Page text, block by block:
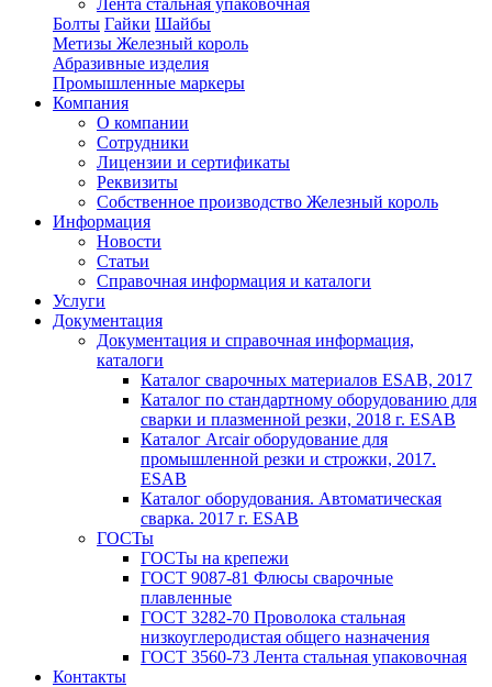
Лента стальная упаковочная
Болты Гайки Шайбы
Метизы Железный король
Абразивные изделия
Промышленные маркеры
Компания
О компании
Сотрудники
Лицензии и сертификаты
Реквизиты
Собственное производство Железный король
Информация
Новости
Статьи
Справочная информация и каталоги
Услуги
Документация
Документация и справочная информация,
каталоги
Каталог сварочных материалов ESAB, 2017
Каталог по стандартному оборудованию для
сварки и плазменной резки, 2018 г. ESAB
Каталог Arcair оборудование для
промышленной резки и строжки, 2017.
ESAB
Каталог оборудования. Автоматическая
сварка. 2017 г. ESAB
ГОСТы
ГОСТы на крепежи
ГОСТ 9087-81 Флюсы сварочные
плавленные
ГОСТ 3282-70 Проволока стальная
низкоуглеродистая общего назначения
ГОСТ 3560-73 Лента стальная упаковочная
Контакты